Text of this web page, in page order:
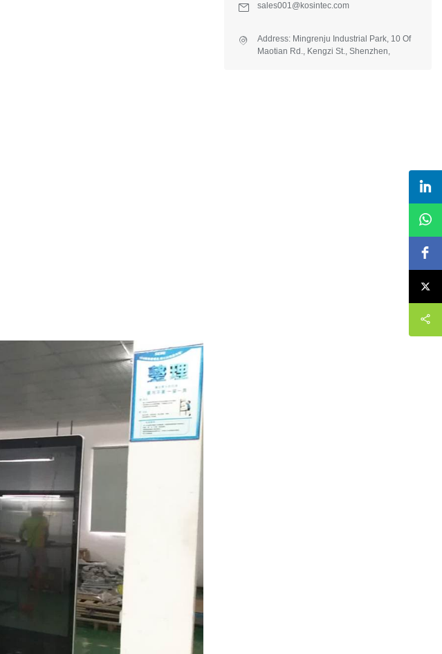
sales001@kosintec.com
Address: Mingrenju Industrial Park, 10 Of
Maotian Rd., Kengzi St., Shenzhen,